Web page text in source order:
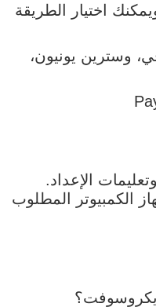
اختيار الطريقة
وسترين يونيون،
الإعداد.
الكمبيوتر المطلوب